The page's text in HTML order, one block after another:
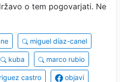
o tem pogovarjati. Ne
miguel díaz-canel
kuba marco rubio
castro objavi